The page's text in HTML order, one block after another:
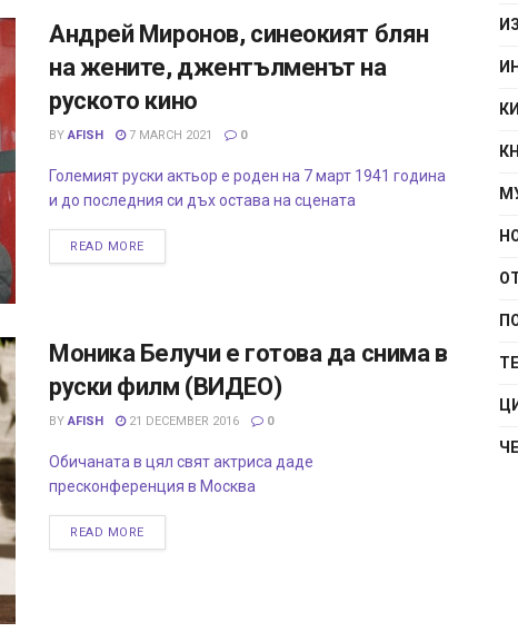
Андрей Миронов, синеокият блян
на жените, джентълменът на
руското кино
BY AFISH 7 MARCH 2021 0
Големият руски актьор е роден на 7 март 1941 година
и до последния си дъх остава на сцената
READ MORE
Моника Белучи е готова да снима в
руски филм (ВИДЕО)
BY AFISH 21 DECEMBER 2016 0
Обичаната в цял свят актриса даде
пресконференция в Москва
READ MORE